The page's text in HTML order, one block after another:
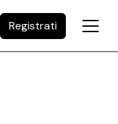
Registrati